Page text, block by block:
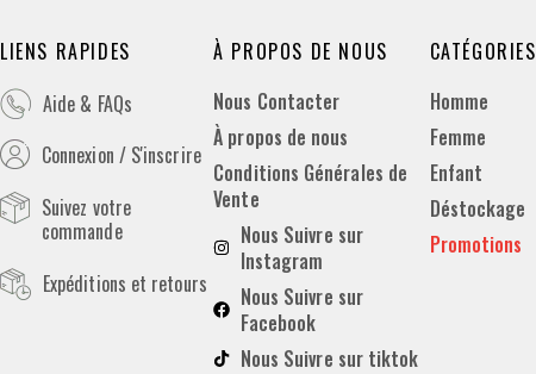
LIENS RAPIDES
Aide & FAQs
Connexion / S'inscrire
Suivez votre
commande
Expéditions et retours
À PROPOS DE NOUS
Nous Contacter
À propos de nous
Conditions Générales de
Vente
Nous Suivre sur
Instagram
Nous Suivre sur
Facebook
Nous Suivre sur tiktok
CATÉGORIES
Homme
Femme
Enfant
Déstockage
Promotions